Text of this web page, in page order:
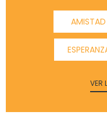
AMISTAD
VER